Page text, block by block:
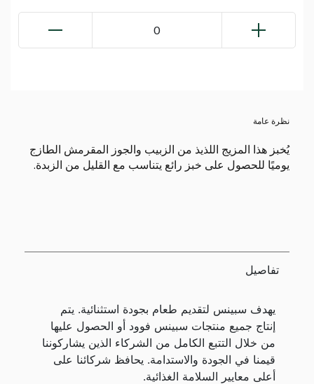
0
نظرة عامة
يُخبز هذا المزيج اللذيذ من الزبيب والجوز المقرمش الطازج
يوميًا للحصول على خبز رائع يتناسب مع القليل من الزبدة.
تفاصيل
يهدف سبينس لتقديم طعام بجودة استثنائية. يتم
إنتاج جميع منتجات سبينس فوود أو الحصول عليها
من خلال التتبع الكامل من الشركاء الذين يشاركوننا
قيمنا في الجودة والاستدامة. يحافظ شركائنا على
أعلى معايير السلامة الغذائية.